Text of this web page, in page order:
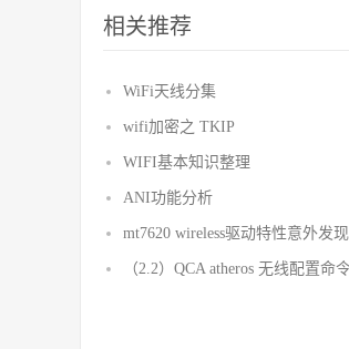
相关推荐
WiFi天线分集
wifi加密之 TKIP
WIFI基本知识整理
ANI功能分析
mt7620 wireless驱动特性意外发现
（2.2）QCA atheros 无线配置